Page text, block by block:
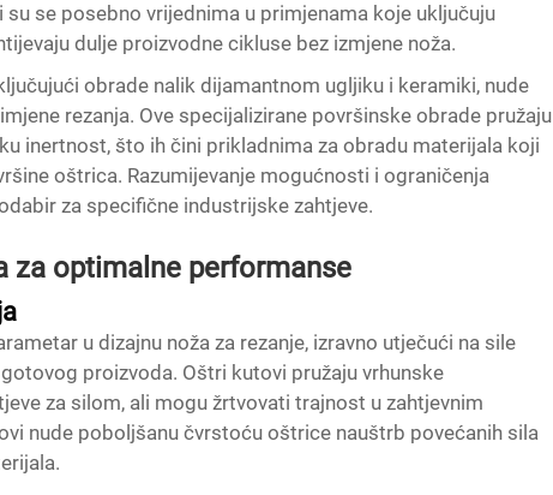
se posebno vrijednima u primjenama koje uključuju
dulje proizvodne cikluse bez izmjene noža.
obrade nalik dijamantnom ugljiku i keramiki, nude
rezanja. Ove specijalizirane površinske obrade pružaju
inertnost, što ih čini prikladnima za obradu materijala koji
oštrica. Razumijevanje mogućnosti i ograničenja
za specifične industrijske zahtjeve.
za optimalne performanse
u dizajnu noža za rezanje, izravno utječući na sile
proizvoda. Oštri kutovi pružaju vrhunske
za silom, ali mogu žrtvovati trajnost u zahtjevnim
nude poboljšanu čvrstoću oštrice nauštrb povećanih sila